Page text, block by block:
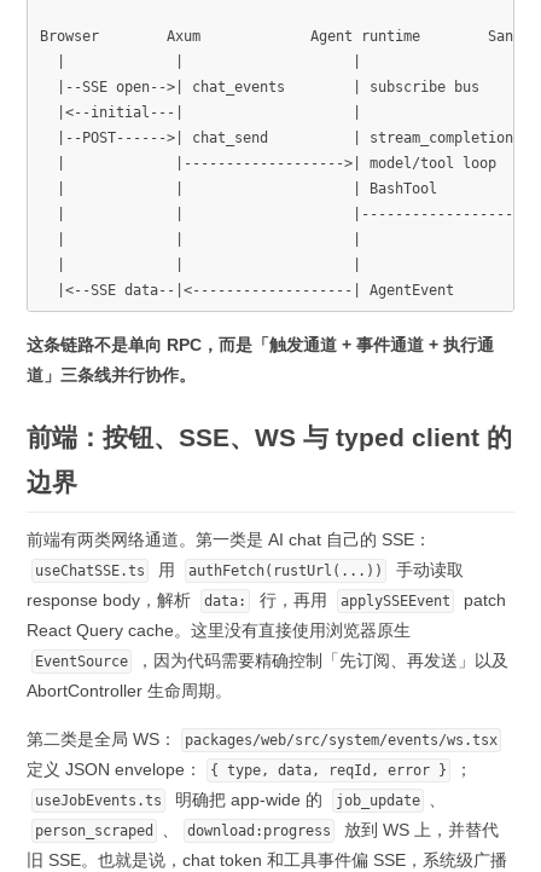
Browser        Axum             Agent runtime
|--SSE open-->| chat_events        | subscribe bus
|<--initial---|                    |
|--POST------>| chat_send          | stream_completion
|             |------------------->| model/tool loop
|             |                    | BashTool
|             |                    |-------------------
|<--SSE data--|<-------------------| AgentEvent
这条链路不是单向 RPC，而是「触发通道 + 事件通道 + 执行通
道」三条线并行协作。
前端：按钮、SSE、WS 与 typed client 的
边界
前端有两类网络通道。第一类是 AI chat 自己的 SSE：
useChatSSE.ts 用 authFetch(rustUrl(...))
手动读取
response body，解析
data: 行，再用 applySSEEvent
patch
React Query cache。这里没有直接使用浏览器原生
EventSource
，因为代码需要精确控制「先订阅、再发送」以及
AbortController 生命周期。
第二类是全局 WS： packages/web/src/system/events/ws.tsx
定义 JSON envelope： { type, data, reqId, error } ；
useJobEvents.ts 明确把 app-wide 的 job_update
person_scraped download:progress
放到 WS 上，并替代
旧 SSE。也就是说，chat token 和工具事件偏 SSE，系统级广播